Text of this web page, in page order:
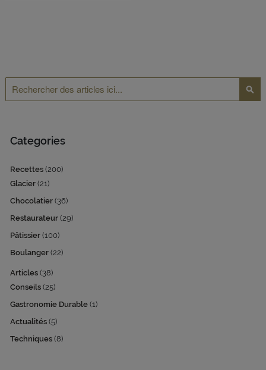
Rechercher
Categories
Recettes (200)
Glacier (21)
Chocolatier (36)
Restaurateur (29)
Pâtissier (100)
Boulanger (22)
Articles (38)
Conseils (25)
Gastronomie Durable (1)
Actualités (5)
Techniques (8)